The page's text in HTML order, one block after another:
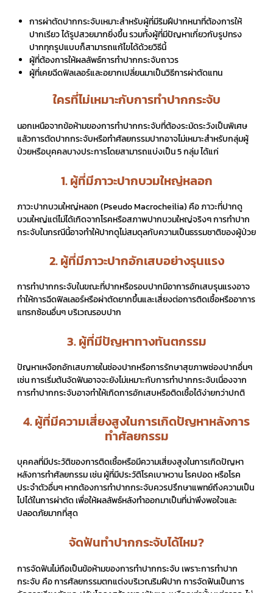
การผ่าตัดปากกระจับเหมาะสำหรับผู้ที่มีริมฝีปากหนาที่ต้องการให้
ปากเรียว ได้รูปสวยมากยิ่งขึ้น รวมทั้งผู้ที่มีปัญหาเกี่ยวกับรูปทรง
ปากทุกรูปแบบก็สามารถแก้ไขได้ด้วยวิธีนี้
ผู้ที่ต้องการให้ผลลัพธ์การทำปากกระจับถาวร
ผู้ที่เคยฉีดฟิลเลอร์และอยากเปลี่ยนมาเป็นวิธีการผ่าตัดแทน
ใครที่ไม่เหมาะกับการทำปากกระจับ
นอกเหนือจากข้อห้ามของการทำปากกระจับที่ต้องระมัดระวังเป็นพิเศษ
แล้วการตัดปากกระจับหรือทำศัลยกรรมปากอาจไม่เหมาะสำหรับกลุ่มผู้
ป่วยหรือบุคคลบางประการโดยสามารถแบ่งเป็น 5 กลุ่ม ได้แก่
1. ผู้ที่มีภาวะปากบวมใหญ่หลอก
ภาวะปากบวมใหญ่หลอก (Pseudo Macrocheilia) คือ ภาวะที่ปากดู
บวมใหญ่แต่ไม่ได้เกิดจากโรคหรือสภาพปากบวมใหญ่จริงๆ การทำปาก
กระจับในกรณีนี้อาจทำให้ปากดูไม่สมดุลกับความเป็นธรรมชาติของผู้ป่วย
2. ผู้ที่มีภาวะปากอักเสบอย่างรุนแรง
การทำปากกระจับในขณะที่ปากหรือรอบปากมีอาการอักเสบรุนแรงอาจ
ทำให้การฉีดฟิลเลอร์หรือผ่าตัดยากขึ้นและเสี่ยงต่อการติดเชื้อหรืออาการ
แทรกซ้อนอื่นๆ บริเวณรอบปาก
3. ผู้ที่มีปัญหาทางทันตกรรม
ปัญหาเหงือกอักเสบภายในช่องปากหรือการรักษาสุขภาพช่องปากอื่นๆ
เช่น การเริ่มต้นจัดฟันอาจจะยังไม่เหมาะกับการทำปากกระจับเนื่องจาก
การทำปากกระจับอาจทำให้เกิดการอักเสบหรือติดเชื้อได้ง่ายกว่าปกติ
4. ผู้ที่มีความเสี่ยงสูงในการเกิดปัญหาหลังการ
ทำศัลยกรรม
บุคคลที่มีประวัติของการติดเชื้อหรือมีความเสี่ยงสูงในการเกิดปัญหา
หลังการทำศัลยกรรม เช่น ผู้ที่มีประวัติโรคเบาหวาน โรคปอด หรือโรค
ประจำตัวอื่นๆ หากต้องการทำปากกระจับควรปรึกษาแพทย์ถึงความเป็น
ไปได้ในการผ่าตัด เพื่อให้ผลลัพธ์หลังทำออกมาเป็นที่น่าพึงพอใจและ
ปลอดภัยมากที่สุด
จัดฟันทำปากกระจับได้ไหม?
การจัดฟันไม่ถือเป็นข้อห้ามของการทำปากกระจับ เพราะการทำปาก
กระจับ คือ การศัลยกรรมตกแต่งบริเวณริมฝีปาก การจัดฟันเป็นการ